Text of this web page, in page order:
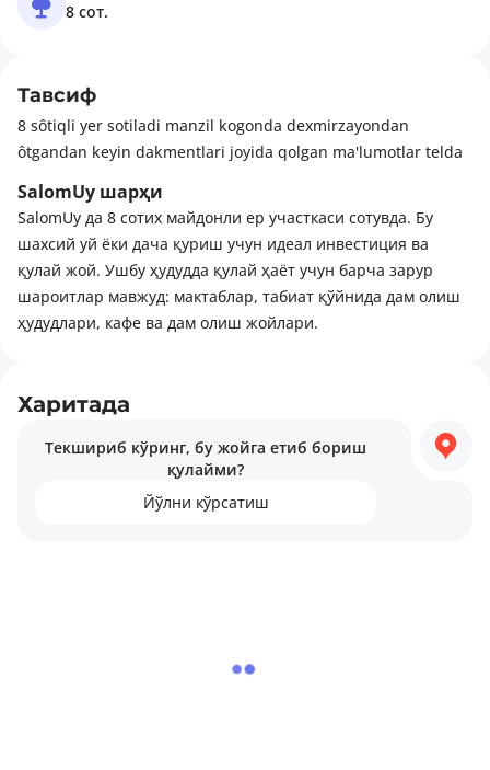
8 сот.
Тавсиф
8 sôtiqli yer sotiladi manzil kogonda dexmirzayondan
ôtgandan keyin dakmentlari joyida qolgan ma'lumotlar telda
SalomUy шарҳи
SalomUy да 8 сотих майдонли ер участкаси сотувда. Бу
шахсий уй ёки дача қуриш учун идеал инвестиция ва
қулай жой. Ушбу ҳудудда қулай ҳаёт учун барча зарур
шароитлар мавжуд: мактаблар, табиат қўйнида дам олиш
ҳудудлари, кафе ва дам олиш жойлари.
Харитада
Текшириб кўринг, бу жойга етиб бориш
қулайми?
Йўлни кўрсатиш